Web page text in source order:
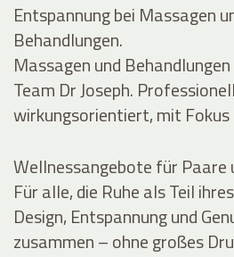
Entspannung bei Massagen
Behandlungen.
Massagen und
Team Dr Joseph.
wirkungsorientiert, mit
Wellnessangebote für Paare
Für alle, die Ruhe als Teil
Design, Entspannung und
zusammen – ohne großes